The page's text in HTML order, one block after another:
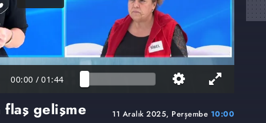
00:00 / 01:44
11 Aralık 2025, Perşembe 10:00
flaş gelişme